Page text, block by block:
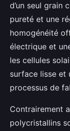
d’un seul grain
pureté et une
homogénéité
électrique et
les cellules
surface lisse et
processus de
Contrairement
polycristallins